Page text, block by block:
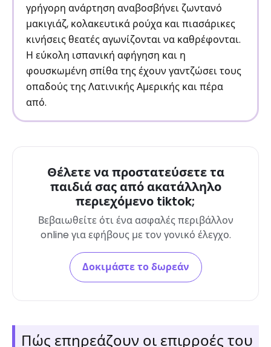
γρήγορη ανάρτηση αναβοσβήνει ζωντανό
μακιγιάζ, κολακευτικά ρούχα και πιασάρικες
κινήσεις θεατές αγωνίζονται να καθρέφονται.
Η εύκολη ισπανική αφήγηση και η
φουσκωμένη σπίθα της έχουν γαντζώσει τους
οπαδούς της Λατινικής Αμερικής και πέρα ​​
από.
Θέλετε να προστατεύσετε τα
παιδιά σας από ακατάλληλο
περιεχόμενο tiktok;
Βεβαιωθείτε ότι ένα ασφαλές περιβάλλον
online για εφήβους με τον γονικό έλεγχο.
Δοκιμάστε το δωρεάν
Πώς επηρεάζουν οι επιρροές του